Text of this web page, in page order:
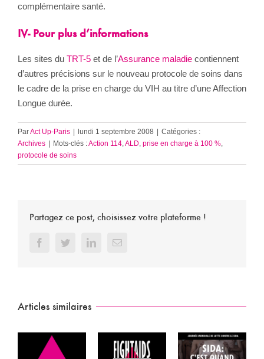
complémentaire santé.
IV- Pour plus d’informations
Les sites du TRT-5 et de l’Assurance maladie contiennent
d’autres précisions sur le nouveau protocole de soins dans
le cadre de la prise en charge du VIH au titre d’une Affection
Longue durée.
ParAct Up-Paris | lundi 1 septembre 2008 | Catégories :
Archives | Mots-clés :Action 114 ALD prise en charge à 100 %
protocole de soins
Partagez ce post, choisissez votre plateforme !
FacebookTwitterLinkedInEmail
Articles similaires